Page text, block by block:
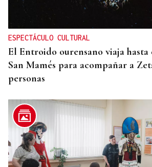
ESPECTÁCULO CULTURAL
El Entroido ourensano viaja hasta
San Mamés para acompañar a
personas